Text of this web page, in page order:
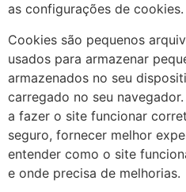
as configurações de cookies.
Cookies são pequenos
usados ​​para armazenar
armazenados no seu
carregado no seu
a fazer o site funcionar
seguro, fornecer melhor
entender como o site
e onde precisa de melhorias.